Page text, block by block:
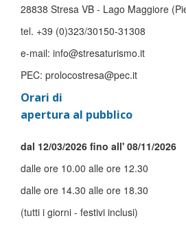
28838 Stresa VB - Lago Maggiore
tel. +39 (0)323/30150-31308
e-mail: info@stresaturismo.it
PEC: prolocostresa@pec.it
Orari di
apertura al pubblico
dal 12/03/2026 fino all' 08/11/2026
dalle ore 10.00 alle ore 12.30
dalle ore 14.30 alle ore 18.30
(tutti i giorni - festivi inclusi)